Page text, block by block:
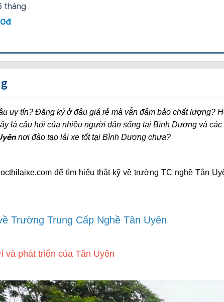
tháng
uy tín? Đăng ký ở đâu giá rẻ mà vẫn đảm bảo chất lượng?
là câu hỏi của nhiều người dân sống tại Bình Dương và
nơi đào tạo lái xe tốt tại Bình Dương chưa?
để tìm hiểu thật kỹ về trường TC nghề Tân
Trường Trung Cấp Nghề Tân Uyên
phát triển của Tân Uyên